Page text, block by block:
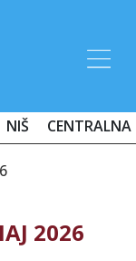
NIŠ CENTRALNA
2026